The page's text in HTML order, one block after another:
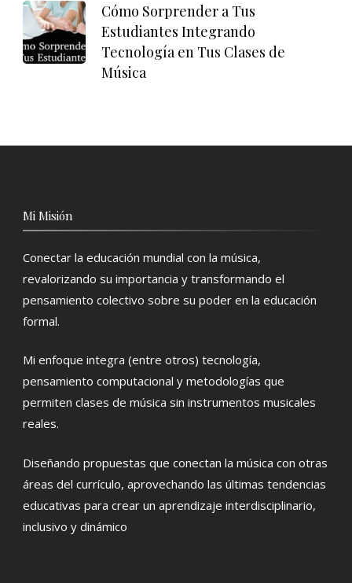
Cómo Sorprender a Tus
Estudiantes Integrando
Tecnología en Tus Clases de
Música
Mi Misión
Conectar la educación mundial con la música,
revalorizando su importancia y transformando el
pensamiento colectivo sobre su poder en la educación
formal.
Mi enfoque integra (entre otros) tecnología,
pensamiento computacional y metodologías que
permiten clases de música sin instrumentos musicales
reales.
Diseñando propuestas que conectan la música con otras
áreas del currículo, aprovechando las últimas tendencias
educativas para crear un aprendizaje interdisciplinario,
inclusivo y dinámico